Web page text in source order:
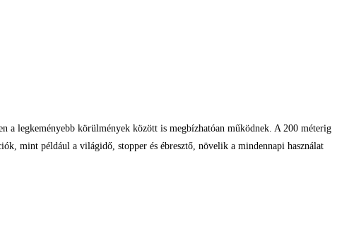
a legkeményebb körülmények között is megbízhatóan működnek. A 200 méterig
mint például a világidő, stopper és ébresztő, növelik a mindennapi használat